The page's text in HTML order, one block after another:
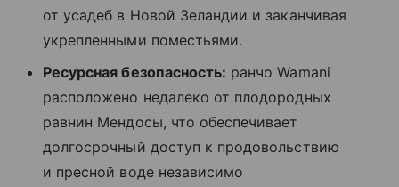
от усадеб в Новой Зеландии и заканчивая
укрепленными поместьями.
Ресурсная безопасность: ранчо Wamani
расположено недалеко от плодородных
равнин Мендосы, что обеспечивает
долгосрочный доступ к продовольствию
и пресной воде независимо